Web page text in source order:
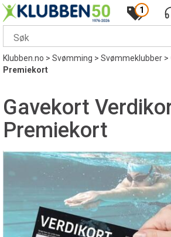
1
Klubben.no>Svømming>Svømmeklubber
Premiekort
Gavekort
Premiekort